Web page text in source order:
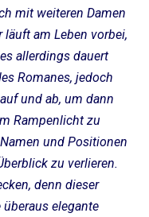
mit weiteren Damen
läuft am Leben vorbei,
allerdings dauert
Romanes, jedoch
und ab, um dann
Rampenlicht zu
und Positionen
zu verlieren.
denn dieser
elegante